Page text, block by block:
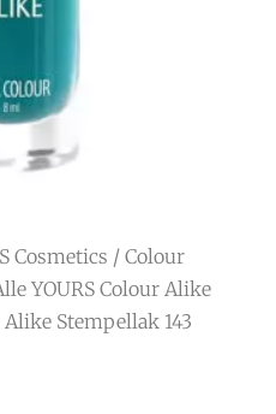
Cosmetics / Colour
YOURS Colour Alike
Stempellak 143